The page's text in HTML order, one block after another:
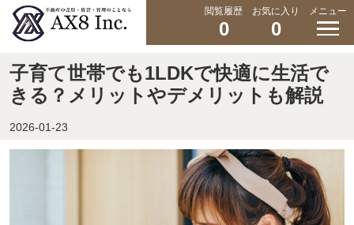
閲覧履歴
0
お気に入り
0
メニュー
子育て世帯でも1LDKで快適に生活で
きる？メリットやデメリットも解説
2026-01-23